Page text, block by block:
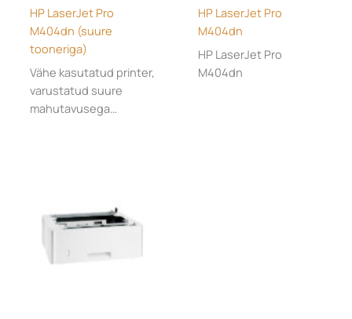
HP LaserJet Pro
M404dn (suure
tooneriga)
Vähe kasutatud printer,
varustatud suure
mahutavusega
HP LaserJet Pro
M404dn
HP LaserJet Pro
M404dn